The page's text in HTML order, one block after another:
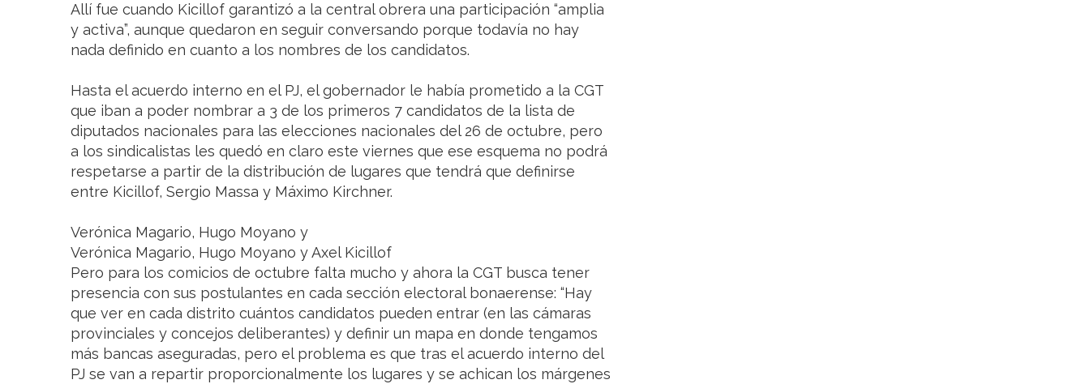
Allí fue cuando Kicillof garantizó a la central obrera una participación “amplia
y activa”, aunque quedaron en seguir conversando porque todavía no hay
nada definido en cuanto a los nombres de los candidatos.
Hasta el acuerdo interno en el PJ, el gobernador le había prometido a la CGT
que iban a poder nombrar a 3 de los primeros 7 candidatos de la lista de
diputados nacionales para las elecciones nacionales del 26 de octubre, pero
a los sindicalistas les quedó en claro este viernes que ese esquema no podrá
respetarse a partir de la distribución de lugares que tendrá que definirse
entre Kicillof, Sergio Massa y Máximo Kirchner.
Verónica Magario, Hugo Moyano y
Verónica Magario, Hugo Moyano y Axel Kicillof
Pero para los comicios de octubre falta mucho y ahora la CGT busca tener
presencia con sus postulantes en cada sección electoral bonaerense: “Hay
que ver en cada distrito cuántos candidatos pueden entrar (en las cámaras
provinciales y concejos deliberantes) y definir un mapa en donde tengamos
más bancas aseguradas, pero el problema es que tras el acuerdo interno del
PJ se van a repartir proporcionalmente los lugares y se achican los márgenes